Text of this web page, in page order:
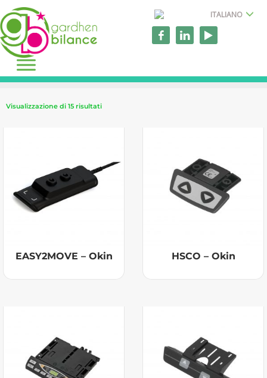
ITALIANO
Visualizzazione di 15 risultati
EASY2MOVE – Okin HSCO – Okin